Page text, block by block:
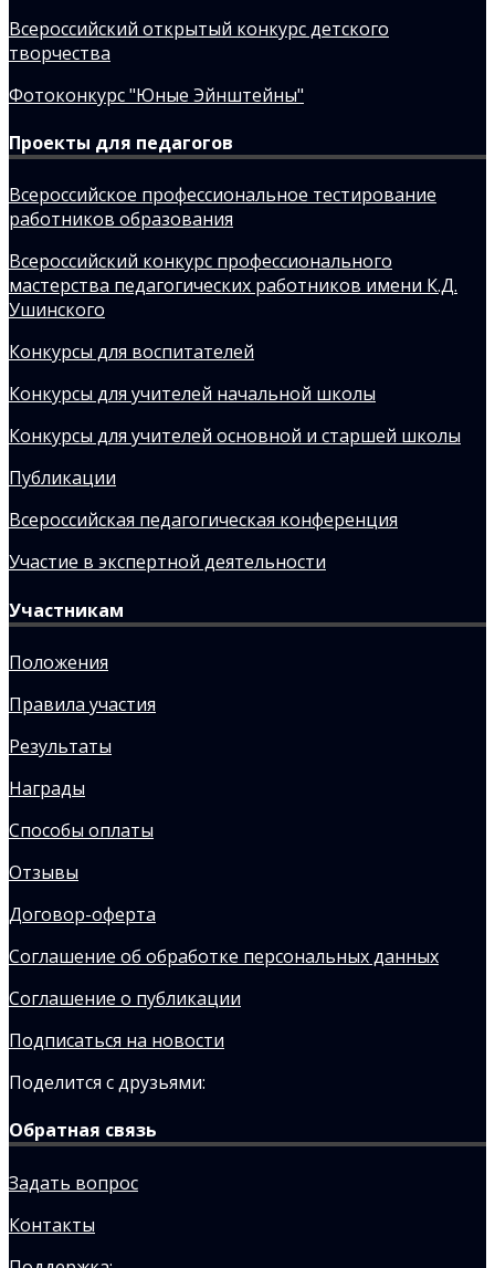
Всероссийский открытый конкурс детского
творчества
Фотоконкурс "Юные Эйнштейны"
Проекты для педагогов
Всероссийское профессиональное тестирование
работников образования
Всероссийский конкурс профессионального
мастерства педагогических работников имени К.Д.
Ушинского
Конкурсы для воспитателей
Конкурсы для учителей начальной школы
Конкурсы для учителей основной и старшей школы
Публикации
Всероссийская педагогическая конференция
Участие в экспертной деятельности
Участникам
Положения
Правила участия
Результаты
Награды
Способы оплаты
Отзывы
Договор-оферта
Соглашение об обработке персональных данных
Соглашение о публикации
Подписаться на новости
Поделится с друзьями:
Обратная связь
Задать вопрос
Контакты